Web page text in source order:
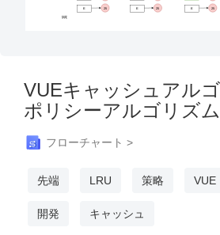
VUEキャッシュアル
ポリシーアルゴリズム
フローチャート >
先端 LRU 策略 VUE
開発 キャッシュ